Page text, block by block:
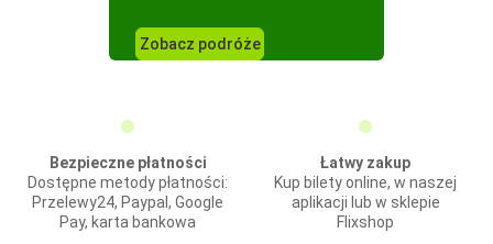
Zobacz podróże
Bezpieczne płatności
Dostępne metody płatności:
Przelewy24, Paypal, Google
Pay, karta bankowa
Łatwy zakup
Kup bilety online, w naszej
aplikacji lub w sklepie
Flixshop